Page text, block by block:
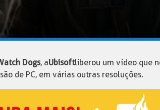
Dogs, aUbisoftliberou um vídeo que
de PC, em várias outras resoluções.